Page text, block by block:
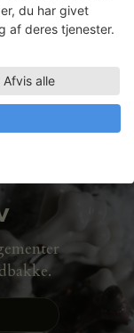
du har givet
af deres tjenester.
Afvis alle